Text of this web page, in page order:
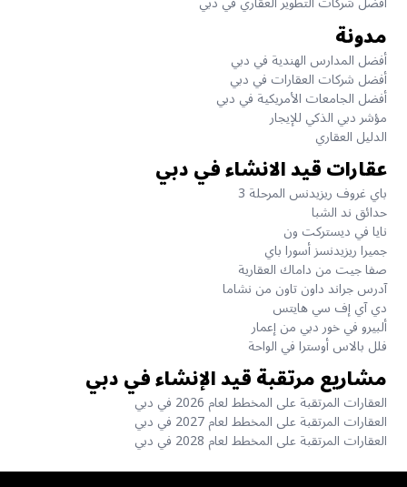
مدونة
أفضل المدارس الهندية في دبي
أفضل شركات العقارات في دبي
أفضل الجامعات الأمريكية في دبي
مؤشر دبي الذكي للإيجار
الدليل العقاري
عقارات قيد الانشاء في دبي
باي غروف ريزيدنس المرحلة 3
حدائق ند الشبا
نايا في ديستركت ون
جميرا ريزيدنسز أسورا باي
صفا جيت من داماك العقارية
آدرس جراند داون تاون من نشاما
دي آي إف سي هايتس
ألبيرو في خور دبي من إعمار
فلل بالاس أوسترا في الواحة
مشاريع مرتقبة قيد الإنشاء في دبي
العقارات المرتقبة على المخطط لعام 2026 في دبي
العقارات المرتقبة على المخطط لعام 2027 في دبي
العقارات المرتقبة على المخطط لعام 2028 في دبي